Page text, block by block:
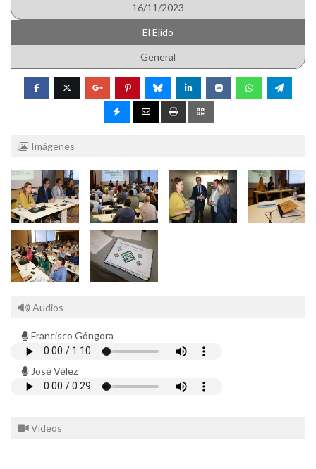
16/11/2023
El Ejido
General
Imágenes
Audios
Francisco Góngora
José Vélez
Vídeos